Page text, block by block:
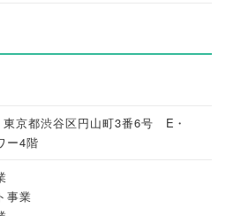
京都渋谷区円山町3番6号 E・
ー4階
事業